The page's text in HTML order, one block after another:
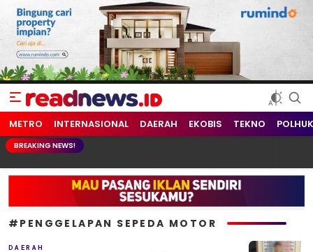
readnews.id
Berita Terkini, Update Terbaru Hari ini dari Indonesia dan Dunia
METRO INTERNASIONAL DAERAH EKOBIS TEKNO
BREAKING NEWS!
#PENGGELAPAN SEPEDA MOTOR
DAERAH